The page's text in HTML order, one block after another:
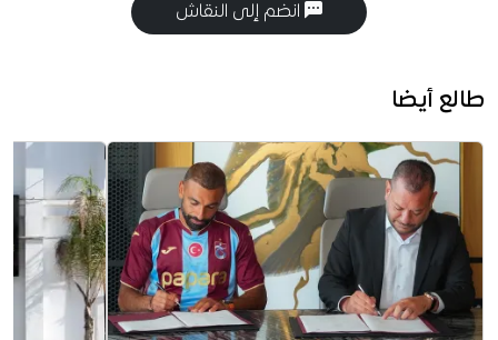
انضم إلى النقاش
طالع أيضا